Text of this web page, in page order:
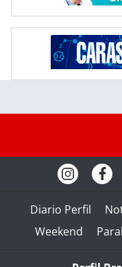
Diario Perfil
Weekend